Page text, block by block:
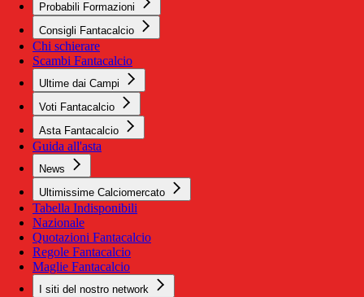
Probabili Formazioni
Consigli Fantacalcio
Chi schierare
Scambi Fantacalcio
Ultime dai Campi
Voti Fantacalcio
Asta Fantacalcio
Guida all'asta
News
Ultimissime Calciomercato
Tabella Indisponibili
Nazionale
Quotazioni Fantacalcio
Regole Fantacalcio
Maglie Fantacalcio
I siti del nostro network